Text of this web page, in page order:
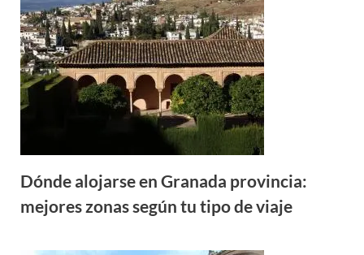
Dónde alojarse en Granada provincia:
mejores zonas según tu tipo de viaje